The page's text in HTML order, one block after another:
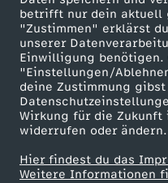
betrifft nur dein aktuell
"Zustimmen" erklärst
unserer
Einwilligung benötigen.
"Einstellungen/
deine Zustimmung
Wirkung für die Zukunft
widerrufen oder ändern.
Hier findest du das
Weitere Informationen
Werbefernsehen
Mainzelmännchen
Partner